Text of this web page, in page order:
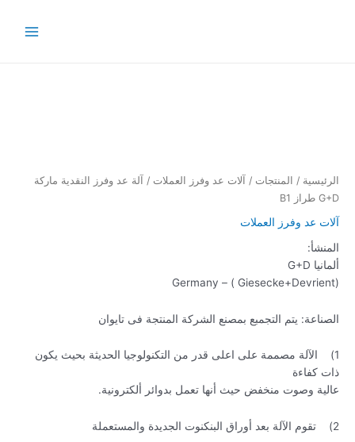
Menu
الرئيسية / المنتجات / آلات عد وفرز العملات / آلة عد وفرز النقدية ماركة
G+D طراز B1
آلات عد وفرز العملات
المنشأ:
ألمانيا G+D
(Giesecke+Devrient ) – Germany
الصناعة: يتم التجمبع بمصنع الشركة المنتجة فى تايوان
1) الآلة مصممة على اعلى قدر من التكنولوجيا الحديثة بحيث يكون
ذات كفاءة
عالية وصوت منخفض حيث أنها تعمل بدوائر ألكترونية.
2) تقوم الآلة بعد أوراق البنكنوت الجديدة والمستعملة